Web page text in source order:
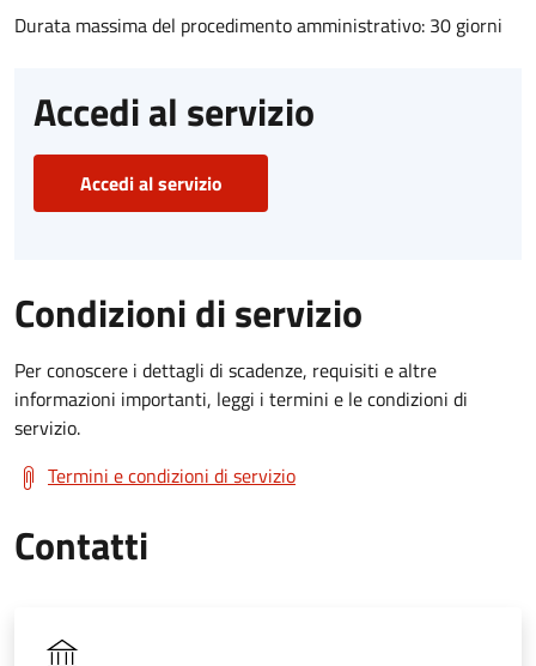
Durata massima del procedimento amministrativo: 30 giorni
Accedi al servizio
Accedi al servizio
Condizioni di servizio
Per conoscere i dettagli di scadenze, requisiti e altre
informazioni importanti, leggi i termini e le condizioni di
servizio.
Termini e condizioni di servizio
Contatti